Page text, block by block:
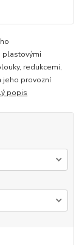
plastovými
redukcemi,
jeho provozní
popis